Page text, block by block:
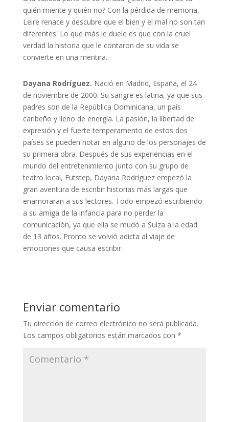
quién miente y quién no? Con la pérdida de memoria,
Leire renace y descubre que el bien y el mal no son tan
diferentes. Lo que más le duele es que con la cruel
verdad la historia que le contaron de su vida se
convierte en una mentira.
Dayana Rodríguez. Nació en Madrid, España, el 24
de noviembre de 2000. Su sangre es latina, ya que sus
padres son de la República Dominicana, un país
caribeño y lleno de energía. La pasión, la libertad de
expresión y el fuerte temperamento de estos dos
países se pueden notar en alguno de los personajes de
su primera obra. Después de sus experiencias en el
mundo del entretenimiento junto con su grupo de
teatro local, Futstep, Dayana Rodríguez empezó la
gran aventura de escribir historias más largas que
enamoraran a sus lectores. Todo empezó escribiendo
a su amiga de la infancia para no perder la
comunicación, ya que ella se mudó a Suiza a la edad
de 13 años. Pronto se volvió adicta al viaje de
emociones que causa escribir.
Enviar comentario
Tu dirección de correo electrónico no será publicada.
Los campos obligatorios están marcados con *